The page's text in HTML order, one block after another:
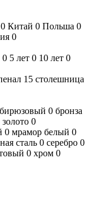
0 Китай 0 Польша 0
0
0 5 лет 0 10 лет 0
15 столешница
бирюзовый 0 бронза
золото 0
0 мрамор белый 0
сталь 0 серебро 0
0 хром 0